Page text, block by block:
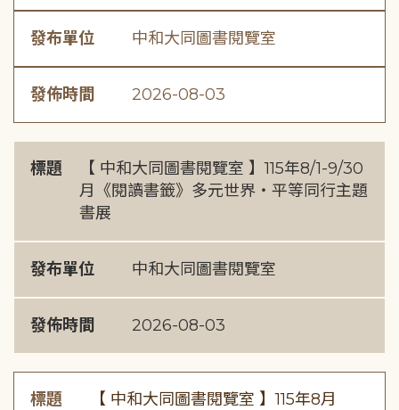
發布單位 中和大同圖書閱覽室
發佈時間 2026-08-03
標題
【 中和大同圖書閱覽室 】115年8/1-9/30
月《閱讀書籤》多元世界・平等同行主題
書展
發布單位 中和大同圖書閱覽室
發佈時間 2026-08-03
標題
【 中和大同圖書閱覽室 】115年8月